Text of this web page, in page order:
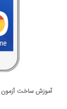
آموزش ساخت آزمون